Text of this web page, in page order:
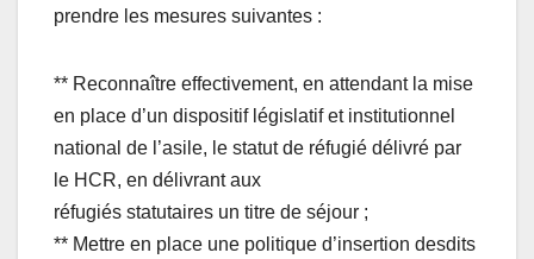
prendre les mesures suivantes :
** Reconnaître effectivement, en attendant la mise
en place d’un dispositif législatif et institutionnel
national de l’asile, le statut de réfugié délivré par
le HCR, en délivrant aux
réfugiés statutaires un titre de séjour ;
** Mettre en place une politique d’insertion desdits